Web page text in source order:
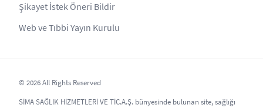
Şikayet İstek Öneri Bildir
Web ve Tıbbi Yayın Kurulu
© 2026 All Rights Reserved
SİMA SAĞLIK HİZMETLERİ VE TİC.A.Ş. bünyesinde bulunan site, sağlığı